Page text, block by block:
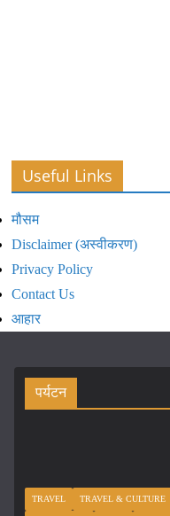
Useful Links
मौसम
Disclaimer (अस्वीकरण)
Privacy Policy
Contact Us
आहार
पर्यटन
TRAVEL TRAVEL & CULTURE